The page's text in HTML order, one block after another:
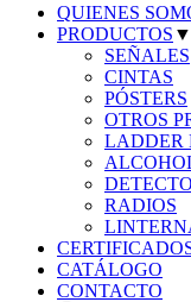
QUIENES
PRODUCTOS ▼
SEÑALES
CINTAS
PÓSTERS
OTROS
LADDER
RADIOS
CATÁLOGO
CONTACTO